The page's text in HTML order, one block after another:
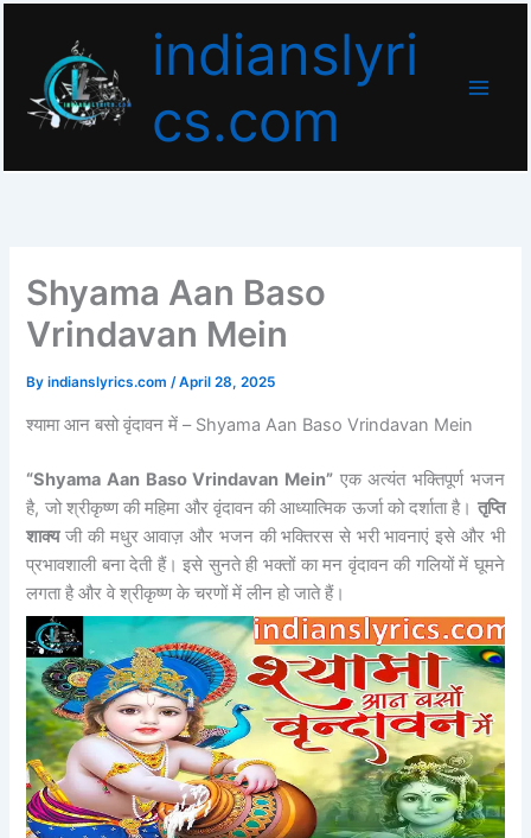
content
indianslyri
cs.com
Shyama Aan Baso
Vrindavan Mein
Byindianslyrics.com/April 28, 2025
श्यामा आन बसो वृंदावन में – Shyama Aan Baso Vrindavan Mein
“Shyama Aan Baso Vrindavan Mein” एक अत्यंत भक्तिपूर्ण भजन
है, जो श्रीकृष्ण की महिमा और वृंदावन की आध्यात्मिक ऊर्जा को दर्शाता है। तृप्ति
शाक्यजी की मधुर आवाज़ और भजन की भक्तिरस से भरी भावनाएं इसे और भी
प्रभावशाली बना देती हैं। इसे सुनते ही भक्तों का मन वृंदावन की गलियों में घूमने
लगता है और वे श्रीकृष्ण के चरणों में लीन हो जाते हैं।